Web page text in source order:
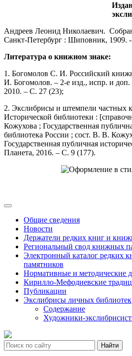
Андреев Леонид Николаевич.
Санкт-Петербург : Шиповник, 1909.
Литература о книжном знаке:
1. Богомолов С. И. Российский
И. Богомолов. – 2-е изд., испр. и
2010. – С. 27 (23);
2. Экслибрисы и штемпели частных
Исторической библиотеки :
Кожухова ; Государственная
библиотека России ; сост. В. В.
Государственная публичная
Планета, 2016. – С. 9 (177).
Общие сведения
Новости
Держатели редких книг и
Региональный свод книжных
Электронный каталог редких
памятников
Нормативные и методические
Кирилло-Мефодиевские
Публикации
Экслибрисы личных библиотек
Содержание
Художники-
Найти